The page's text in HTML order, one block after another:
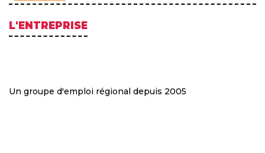
L'ENTREPRISE
Un groupe d'emploi régional depuis 2005